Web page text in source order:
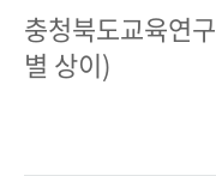
충청북도교육연
별 상이)